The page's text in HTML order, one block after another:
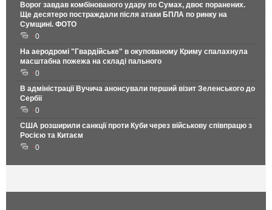
Ворог завдав комбінованого удару по Сумах, двоє поранених.
Ще десятеро постраждали після атаки БПЛА по ринку на
Сумщині. ФОТО
0
На аеродромі "Гвардійське" в окупованому Криму спалахнула
масштабна пожежа на складі пального
0
В адміністрації Вучича анонсували перший візит Зеленського до
Сербії
0
США розширили санкції проти Куби через військову співпрацю з
Росією та Китаєм
0